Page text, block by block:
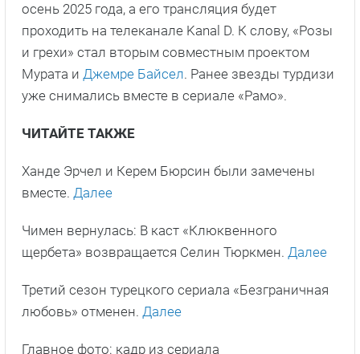
осень 2025 года, а его трансляция будет
проходить на телеканале Kanal D. К слову, «Розы
и грехи» стал вторым совместным проектом
Мурата и Джемре Байсел. Ранее звезды турдизи
уже снимались вместе в сериале «Рамо».
ЧИТАЙТЕ ТАКЖЕ
Ханде Эрчел и Керем Бюрсин были замечены
вместе. Далее
Чимен вернулась: В каст «Клюквенного
щербета» возвращается Селин Тюркмен. Далее
Третий сезон турецкого сериала «Безграничная
любовь» отменен. Далее
Главное фото: кадр из сериала